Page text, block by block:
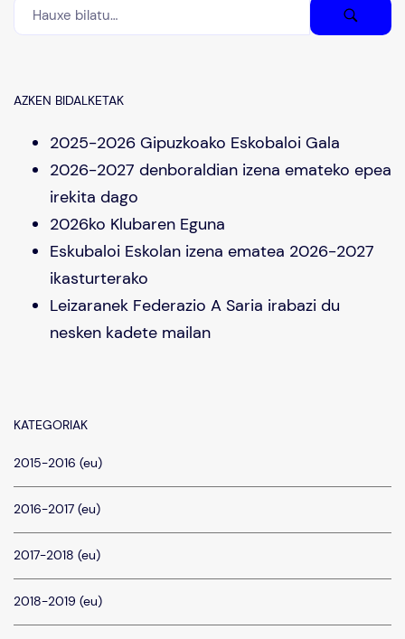
AZKEN BIDALKETAK
2025-2026 Gipuzkoako Eskobaloi Gala
2026-2027 denboraldian izena emateko epea
irekita dago
2026ko Klubaren Eguna
Eskubaloi Eskolan izena ematea 2026-2027
ikasturterako
Leizaranek Federazio A Saria irabazi du
nesken kadete mailan
KATEGORIAK
2015-2016 (eu)
2016-2017 (eu)
2017-2018 (eu)
2018-2019 (eu)